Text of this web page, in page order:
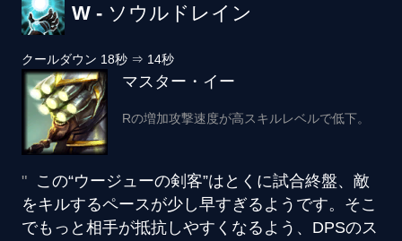
W - ソウルドレイン
クールダウン 18秒 ⇒ 14秒
マスター・イー
Rの増加攻撃速度が高スキルレベルで低下。
この“ウージューの剣客”はとくに試合終盤、敵
をキルするペースが少し早すぎるようです。そこ
でもっと相手が抵抗しやすくなるよう、DPSのス